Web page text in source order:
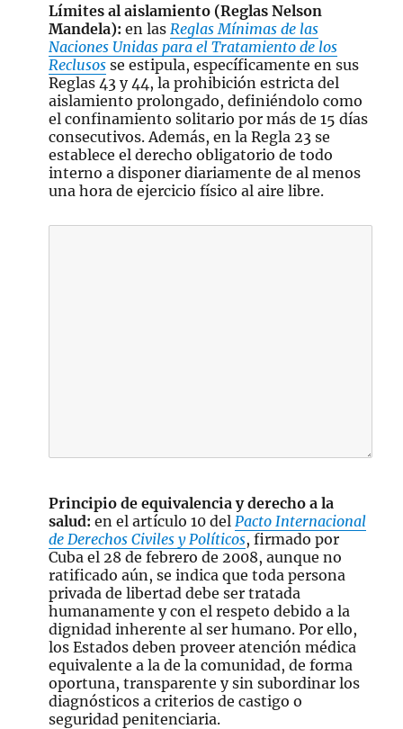
Límites al aislamiento (Reglas Nelson
Mandela): en las Reglas Mínimas de las
Naciones Unidas para el Tratamiento de los
Reclusos se estipula, específicamente en sus
Reglas 43 y 44, la prohibición estricta del
aislamiento prolongado, definiéndolo como
el confinamiento solitario por más de 15 días
consecutivos. Además, en la Regla 23 se
establece el derecho obligatorio de todo
interno a disponer diariamente de al menos
una hora de ejercicio físico al aire libre.
Principio de equivalencia y derecho a la
salud: en el artículo 10 delPacto Internacional
de Derechos Civiles y Políticos, firmado por
Cuba el 28 de febrero de 2008, aunque no
ratificado aún, se indica que toda persona
privada de libertad debe ser tratada
humanamente y con el respeto debido a la
dignidad inherente al ser humano. Por ello,
los Estados deben proveer atención médica
equivalente a la de la comunidad, de forma
oportuna, transparente y sin subordinar los
diagnósticos a criterios de castigo o
seguridad penitenciaria.